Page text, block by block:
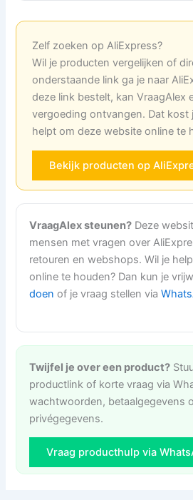
Zelf zoeken op AliExpress?
Wil je producten vergelijken of
onderstaande link ga je naar
deze link bestelt, kan VraagAlex
vergoeding ontvangen. Dat kost
helpt om deze website online te
Bekijk producten op
VraagAlex steunen? Deze
mensen met vragen over
retouren en webshops. Wil je
online te houden? Dan kun je
doen of je vraag stellen via
Twijfel je over een product?
productlink of korte vraag via
wachtwoorden, betaalgegevens
privégegevens.
Vraag producthulp via